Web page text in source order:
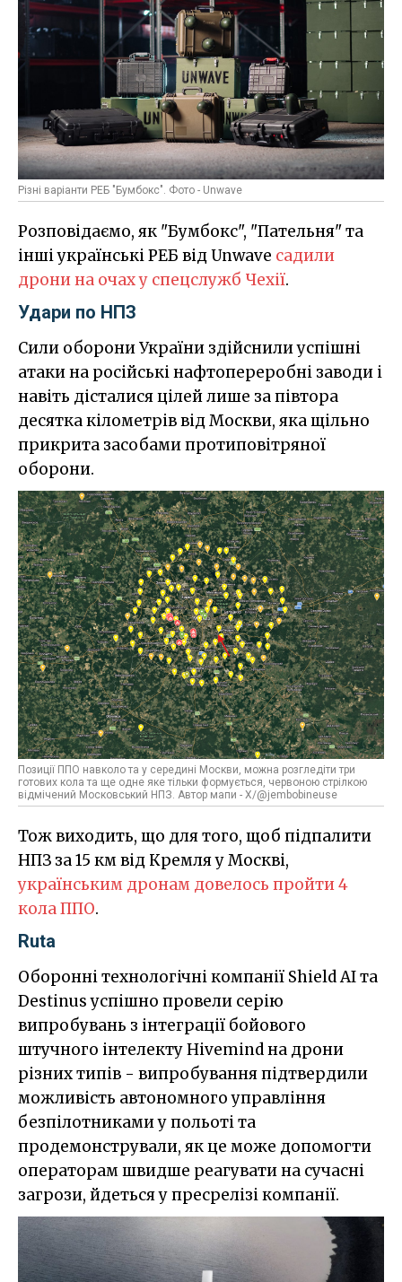
Різні варіанти РЕБ "Бумбокс". Фото - Unwave
Розповідаємо, як "Бумбокс", "Пательня" та
інші українські РЕБ від Unwave садили
дрони на очах у спецслужб Чехії.
Удари по НПЗ
Сили оборони України здійснили успішні
атаки на російські нафтопереробні заводи і
навіть дісталися цілей лише за півтора
десятка кілометрів від Москви, яка щільно
прикрита засобами протиповітряної
оборони.
Позиції ППО навколо та у середині Москви, можна розгледіти три
готових кола та ще одне яке тільки формується, червоною стрілкою
відмічений Московський НПЗ. Автор мапи - X/@jembobineuse
Тож виходить, що для того, щоб підпалити
НПЗ за 15 км від Кремля у Москві,
українським дронам довелось пройти 4
кола ППО.
Ruta
Оборонні технологічні компанії Shield AI та
Destinus успішно провели серію
випробувань з інтеграції бойового
штучного інтелекту Hivemind на дрони
різних типів - випробування підтвердили
можливість автономного управління
безпілотниками у польоті та
продемонстрували, як це може допомогти
операторам швидше реагувати на сучасні
загрози, йдеться у пресрелізі компанії.